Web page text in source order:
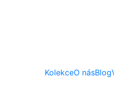
KolekceO násBlog